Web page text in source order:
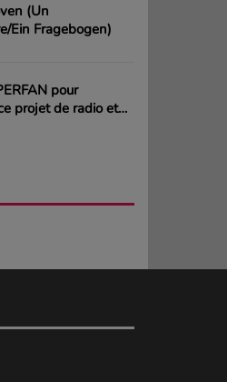
(Un
Ein Fragebogen)
pour
projet de radio et